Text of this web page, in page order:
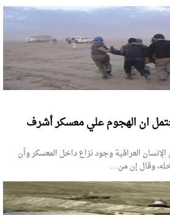
ان الهجوم علي معسكر أشرف
العراقية وجود نزاع داخل المعسكر وأن
وقال إن من…